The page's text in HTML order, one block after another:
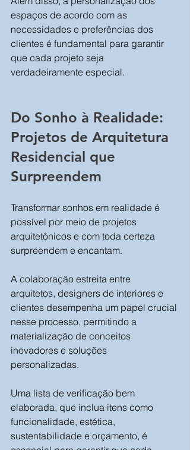
espaços de acordo com as
necessidades e preferências dos
clientes é fundamental para garantir
que cada projeto seja
verdadeiramente especial.
Do Sonho à Realidade:
Projetos de Arquitetura
Residencial que
Surpreendem
Transformar sonhos em realidade é
possível por meio de projetos
arquitetônicos e com toda certeza
surpreendem e encantam.
A colaboração estreita entre
arquitetos, designers de interiores e
clientes desempenha um papel crucial
nesse processo, permitindo a
materialização de conceitos
inovadores e soluções
personalizadas.
Uma lista de verificação bem
elaborada, que inclua itens como
funcionalidade, estética,
sustentabilidade e orçamento, é